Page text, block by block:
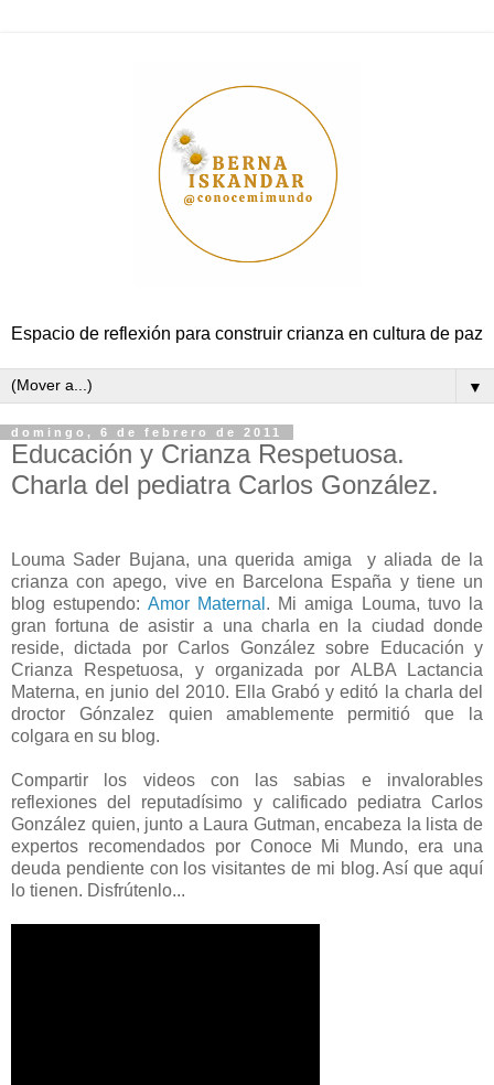
Espacio de reflexión para construir crianza en cultura de paz
▼
domingo, 6 de febrero de 2011
Educación y Crianza Respetuosa.
Charla del pediatra Carlos González.
Louma Sader Bujana, una querida amiga y aliada de la
crianza con apego, vive en Barcelona España y tiene un
blog estupendo: Amor Maternal . Mi amiga Louma, tuvo la
gran fortuna de asistir a una charla en la ciudad donde
reside, dictada por Carlos González sobre Educación y
Crianza Respetuosa, y organizada por ALBA Lactancia
Materna, en junio del 2010. Ella Grabó y editó la charla del
droctor Gónzalez quien amablemente permitió que la
colgara en su blog.
Compartir los videos con las sabias e invalorables
reflexiones del reputadísimo y calificado pediatra Carlos
González quien, junto a Laura Gutman, encabeza la lista de
expertos recomendados por Conoce Mi Mundo, era una
deuda pendiente con los visitantes de mi blog. Así que aquí
lo tienen. Disfrútenlo...